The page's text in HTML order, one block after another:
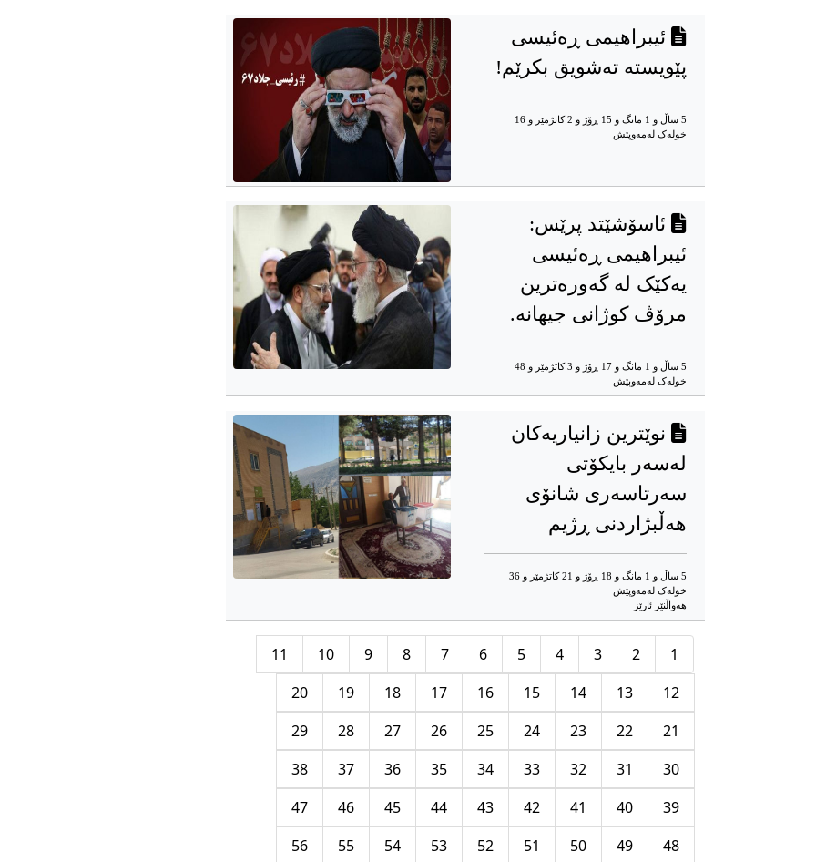
ئیبراهیمی ڕەئیسی
پێویستە تەشویق بکرێم!
5 ساڵ و 1 مانگ و 15 ڕۆژ و 2 کاتژمێر و 16
خوله‌ک له‌مه‌وپێش‌
ئاسۆشێتد پرێس:
ئیبراهیمی ڕەئیسی
یەکێک لە گەورەترین
مرۆڤ کوژانی جیهانە.
5 ساڵ و 1 مانگ و 17 ڕۆژ و 3 کاتژمێر و 48
خوله‌ک له‌مه‌وپێش‌
نوێترین زانیاریه‌کان
له‌سه‌ر بایکۆتی
سەرتاسەری شانۆی
هه‌ڵبژاردنی ڕژیم
5 ساڵ و 1 مانگ و 18 ڕۆژ و 21 کاتژمێر و 36
خوله‌ک له‌مه‌وپێش‌
هه‌واڵنێر ئارێز
1
2
3
4
5
6
7
8
9
10
11
12
13
14
15
16
17
18
19
20
21
22
23
24
25
26
27
28
29
30
31
32
33
34
35
36
37
38
39
40
41
42
43
44
45
46
47
48
49
50
51
52
53
54
55
56